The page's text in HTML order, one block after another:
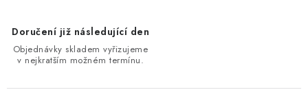
Doručení již následující den
Objednávky skladem vyřizujeme
v nejkratším možném termínu.